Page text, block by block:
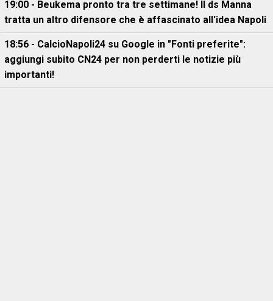
19:00 - Beukema pronto tra tre settimane! Il ds Manna
tratta un altro difensore che è affascinato all'idea Napoli
18:56 - CalcioNapoli24 su Google in "Fonti preferite":
aggiungi subito CN24 per non perderti le notizie più
importanti!